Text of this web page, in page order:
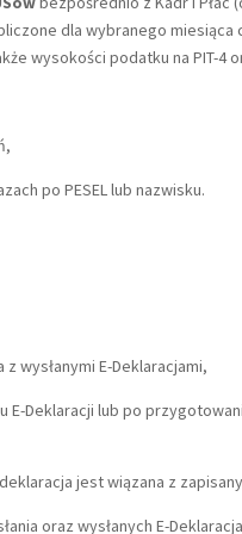
dla wybranego
wysokości podatku na PIT-4
po PESEL lub nazwisku.
wysłanymi E-Deklaracjami,
Deklaracji lub po
jest wiązana z
oraz wysłanych E-